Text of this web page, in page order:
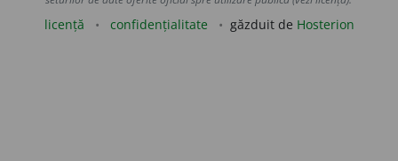
licență confidențialitate găzduit de Hosterion